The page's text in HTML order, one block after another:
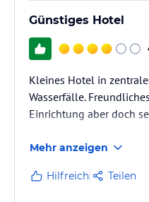
Günstiges Hotel
Kleines Hotel in
Wasserfälle.
Einrichtung aber doch
Mehr anzeigen
Hilfreich Teilen